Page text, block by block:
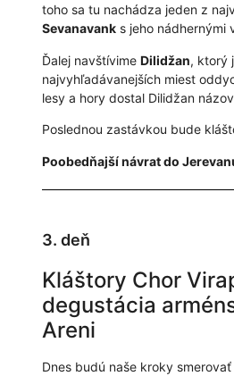
toho sa tu nachádza jeden z
Sevanavanks jeho nádhernými
Ďalej navštívime Dilidžan, ktorý
najvyhľadávanejších miest
lesy a hory dostal Dilidžan
Poslednou zastávkou bude
Poobedňajší návrat do
3. deň
Kláštory Chor
degustácia
Areni
Dnes budú naše kroky